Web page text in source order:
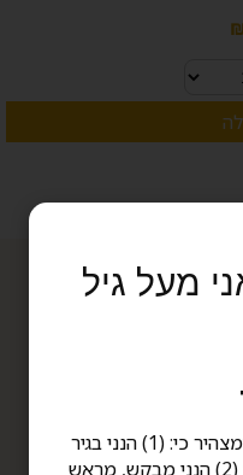
פתיחה: ימים א'-ה' -
ו' - 8:00-14:00
מעל גיל
בכניסה לאתר זה הנני מאשר ומצהיר כי: (1) הנני בגיר
אשר מלאו לו 21 שנים לפחות; (2) הנני מבקש, מראש